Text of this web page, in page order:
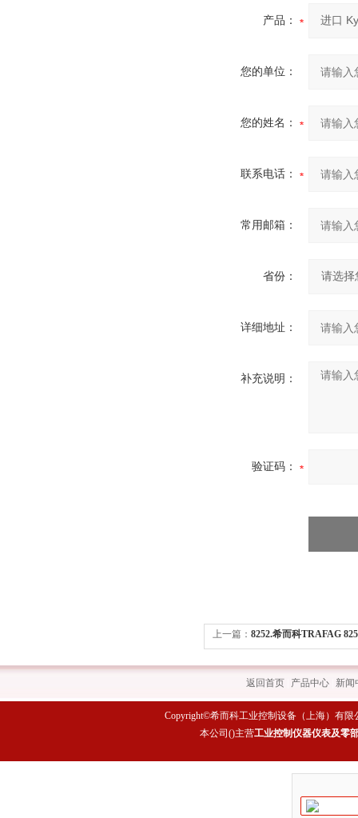
产品：
您的单位：
您的姓名：
联系电话：
常用邮箱：
省份：
详细地址：
补充说明：
验证码：
上一篇： 8252.希而科TRAFAG
返回首页 产品中心 新闻
Copyright©希而科工业控制设备（上海）有限
本公司()主营工业控制仪器仪表及零